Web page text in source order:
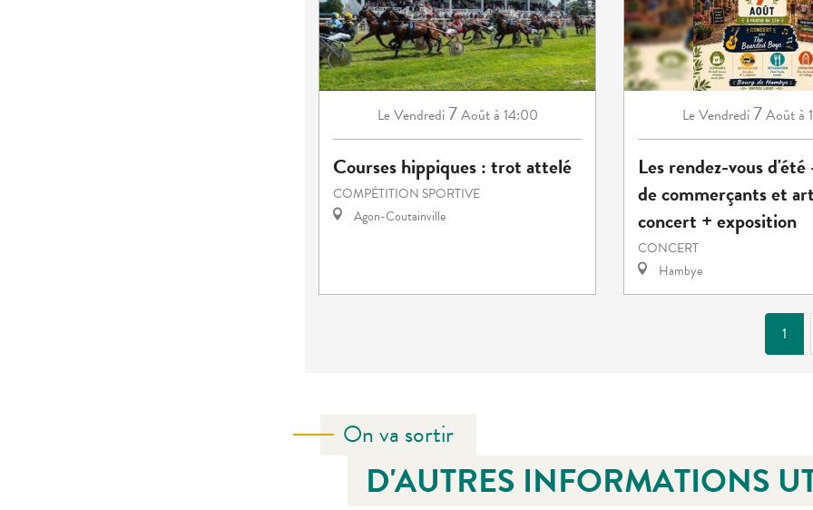
Le Vendredi7Aoûtà 14:00
Courses hippiques : trot attelé
COMPÉTITION SPORTIVE
Agon-Coutainville
LeVendredi7Aoûtà
Les rendez-vous
de commerçants et
concert + exposition
CONCERT
Hambye
1
On va sortir
D'AUTRES INFORMATIONS